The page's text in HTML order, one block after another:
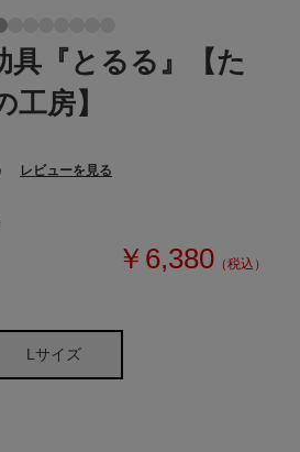
具『とるる』【た
房】
レビューを見る
￥6,380 （税込）
Lサイズ